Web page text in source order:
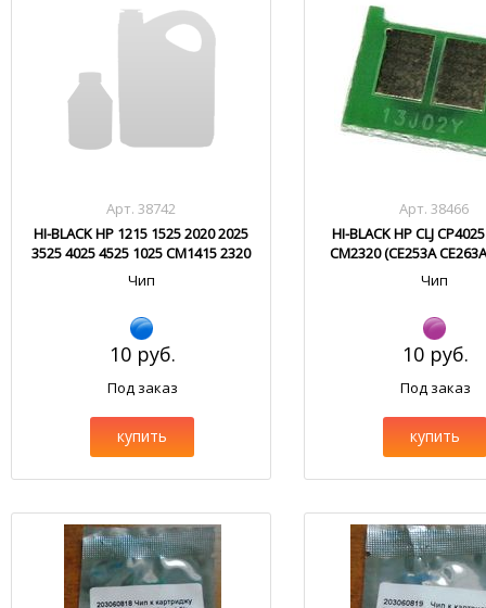
Арт. 38742
HI-BLACK HP 1215 1525 2020 2025
3525 4025 4525 1025 CM1415 2320
Cyan
Чип
10 руб.
Под заказ
купить
Арт. 38466
HI-BLACK HP CLJ
CM2320 (CE253A
CC533A)
Чип
10 руб.
Под заказ
купить